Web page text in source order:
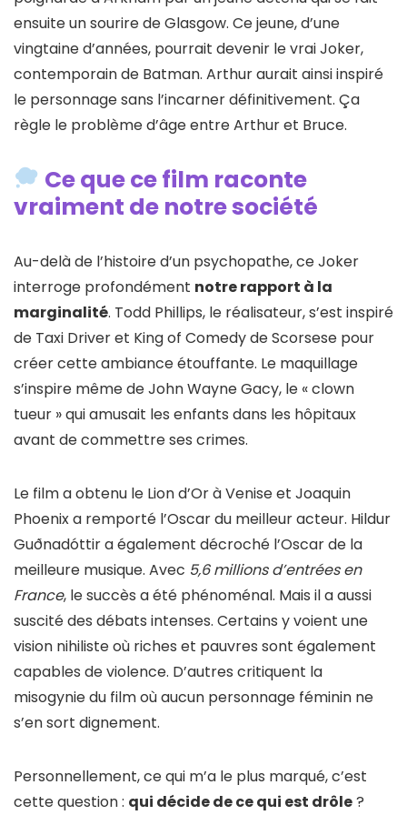
ensuite un sourire de Glasgow. Ce jeune, d’une
vingtaine d’années, pourrait devenir le vrai Joker,
contemporain de Batman. Arthur aurait ainsi inspiré
le personnage sans l’incarner définitivement. Ça
règle le problème d’âge entre Arthur et Bruce.
Ce que ce film raconte
vraiment de notre société
Au-delà de l’histoire d’un psychopathe, ce Joker
interroge profondément notre rapport à la
marginalité. Todd Phillips, le réalisateur, s’est inspiré
de Taxi Driver et King of Comedy de Scorsese pour
créer cette ambiance étouffante. Le maquillage
s’inspire même de John Wayne Gacy, le « clown
tueur » qui amusait les enfants dans les hôpitaux
avant de commettre ses crimes.
Le film a obtenu le Lion d’Or à Venise et Joaquin
Phoenix a remporté l’Oscar du meilleur acteur. Hildur
Guðnadóttir a également décroché l’Oscar de la
meilleure musique. Avec 5,6 millions d’entrées en
France, le succès a été phénoménal. Mais il a aussi
suscité des débats intenses. Certains y voient une
vision nihiliste où riches et pauvres sont également
capables de violence. D’autres critiquent la
misogynie du film où aucun personnage féminin ne
s’en sort dignement.
Personnellement, ce qui m’a le plus marqué, c’est
cette question : qui décide de ce qui est drôle?